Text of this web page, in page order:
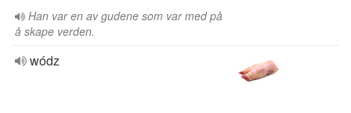
Han var en av gudene som var med på
å skape verden.
wódz